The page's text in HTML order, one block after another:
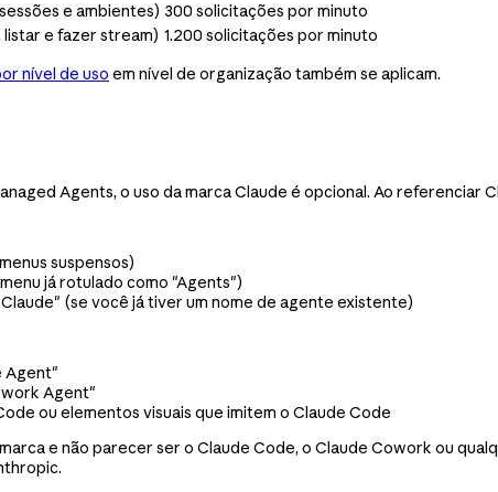
e ambientes) 300 solicitações por minuto
e fazer stream) 1.200 solicitações por minuto
nível de uso em nível de organização também se aplicam.
Agents, o uso da marca Claude é opcional. Ao referenciar
suspensos)
já rotulado como "Agents")
(se você já tiver um nome de agente existente)
Agent"
Agent"
ou elementos visuais que imitem o Claude Code
e não parecer ser o Claude Code, o Claude Cowork ou